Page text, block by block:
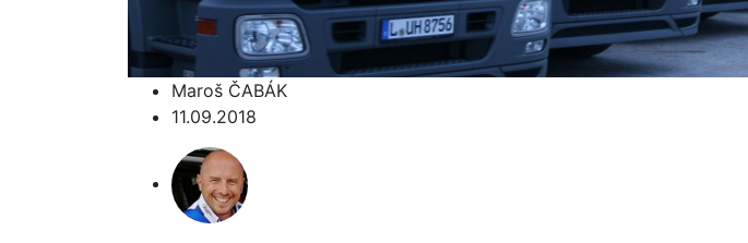
Maroš ČABÁK
11.09.2018